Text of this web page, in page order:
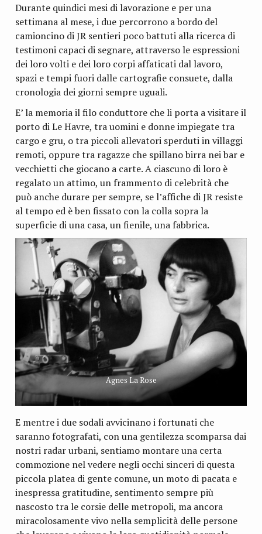
Durante quindici mesi di lavorazione e per una
settimana al mese, i due percorrono a bordo del
camioncino di JR sentieri poco battuti alla ricerca di
testimoni capaci di segnare, attraverso le espressioni
dei loro volti e dei loro corpi affaticati dal lavoro,
spazi e tempi fuori dalle cartografie consuete, dalla
cronologia dei giorni sempre uguali.
E’ la memoria il filo conduttore che li porta a visitare il
porto di Le Havre, tra uomini e donne impiegate tra
cargo e gru, o tra piccoli allevatori sperduti in villaggi
remoti, oppure tra ragazze che spillano birra nei bar e
vecchietti che giocano a carte. A ciascuno di loro è
regalato un attimo, un frammento di celebrità che
può anche durare per sempre, se l’affiche di JR resiste
al tempo ed è ben fissato con la colla sopra la
superficie di una casa, un fienile, una fabbrica.
Agnes La Rose
E mentre i due sodali avvicinano i fortunati che
saranno fotografati, con una gentilezza scomparsa dai
nostri radar urbani, sentiamo montare una certa
commozione nel vedere negli occhi sinceri di questa
piccola platea di gente comune, un moto di pacata e
inespressa gratitudine, sentimento sempre più
nascosto tra le corsie delle metropoli, ma ancora
miracolosamente vivo nella semplicità delle persone